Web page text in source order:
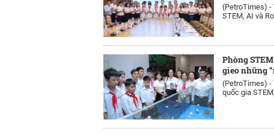
(PetroTimes) -
STEM, AI và
Phòng
gieo những
(PetroTimes) -
quốc gia